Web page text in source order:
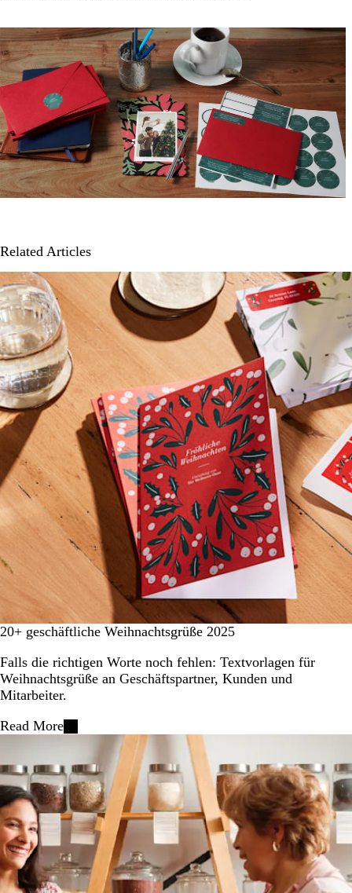
Related Articles
20+ geschäftliche Weihnachtsgrüße 2025
Falls die richtigen Worte noch fehlen: Textvorlagen für
Weihnachtsgrüße an Geschäftspartner, Kunden und
Mitarbeiter.
Read More